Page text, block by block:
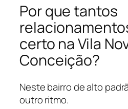
Por que tantos
certo na Vila
Conceição?
Neste bairro de alto
outro ritmo.